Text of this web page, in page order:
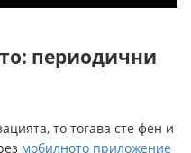
периодични
то тогава сте фен и
мобилното приложение